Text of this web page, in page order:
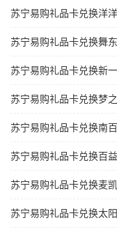
苏宁易购礼品卡兑换洋
苏宁易购礼品卡兑换舞
苏宁易购礼品卡兑换新
苏宁易购礼品卡兑换梦
苏宁易购礼品卡兑换南
苏宁易购礼品卡兑换百
苏宁易购礼品卡兑换麦
苏宁易购礼品卡兑换太